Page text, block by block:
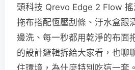
頭科技 Qrevo Edge 2 Flow
拖布搭配恆壓刮條、汙水盒跟
邊洗、每一秒都用乾淨的布面
的設計邏輯拆給大家看，也聊
住環境，為什麼特別吃這一套。